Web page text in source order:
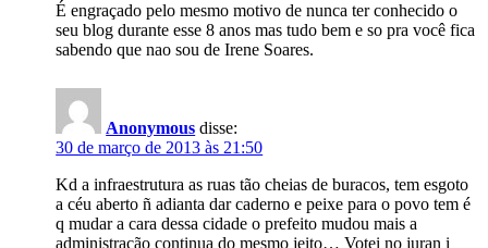
É engraçado pelo mesmo motivo de nunca ter conhecido o
seu blog durante esse 8 anos mas tudo bem e so pra você fica
sabendo que nao sou de Irene Soares.
Anonymous disse:
30 de março de 2013 às 21:50
Kd a infraestrutura as ruas tão cheias de buracos, tem esgoto
a céu aberto ñ adianta dar caderno e peixe para o povo tem é
q mudar a cara dessa cidade o prefeito mudou mais a
administração continua do mesmo jeito… Votei no juran i